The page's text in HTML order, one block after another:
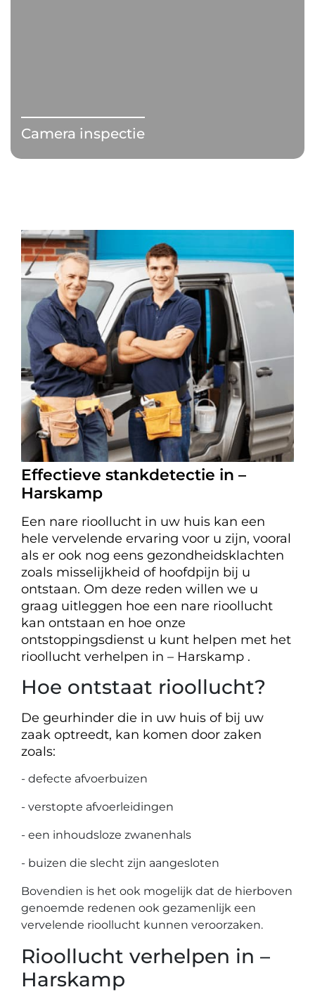
Camera inspectie
Effectieve stankdetectie in –
Harskamp
Een nare rioollucht in uw huis kan een
hele vervelende ervaring voor u zijn, vooral
als er ook nog eens gezondheidsklachten
zoals misselijkheid of hoofdpijn bij u
ontstaan. Om deze reden willen we u
graag uitleggen hoe een nare rioollucht
kan ontstaan en hoe onze
ontstoppingsdienst u kunt helpen met het
rioollucht verhelpen in – Harskamp .
Hoe ontstaat rioollucht?
De geurhinder die in uw huis of bij uw
zaak optreedt, kan komen door zaken
zoals:
- defecte afvoerbuizen
- verstopte afvoerleidingen
- een inhoudsloze zwanenhals
- buizen die slecht zijn aangesloten
Bovendien is het ook mogelijk dat de hierboven
genoemde redenen ook gezamenlijk een
vervelende rioollucht kunnen veroorzaken.
Rioollucht verhelpen in –
Harskamp